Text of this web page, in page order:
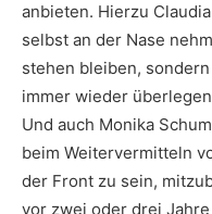
anbieten. Hierzu
selbst an der Nase
stehen bleiben,
immer wieder
Und auch Monika
beim Weitervermitteln
der Front zu sein,
vor zwei oder drei